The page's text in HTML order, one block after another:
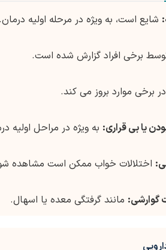
شایع است، به ویژه در مرحله اولیه درمان.
برخی افراد گزارش شده است.
در برخی موارد بروز می کند.
یا بی قراری: به ویژه در مراحل اولیه
اختلالات خواب ممکن است مشاهده
گوارشی: مانند گرفتگی معده یا اسهال.